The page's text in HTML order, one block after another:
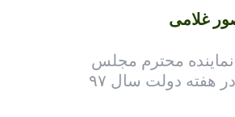
غلامی
نماینده محترم مجلس
شورای اسلامی ، جناب آقای دکتر منصور غلامی در هفته دولت سال ۹۷